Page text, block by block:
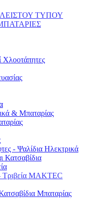
ΤΥΠΟΥ
Χλοοτάπητες
& Μπαταρίας
- Ψαλίδια Ηλεκτρικά
Κατσαβίδια
Τριβεία MAKTEC
Μπαταρίας